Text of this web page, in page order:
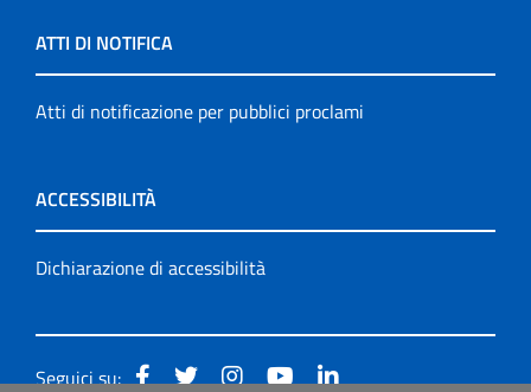
ATTI DI NOTIFICA
Atti di notificazione per pubblici proclami
ACCESSIBILITÀ
Dichiarazione di accessibilità
Seguici su: